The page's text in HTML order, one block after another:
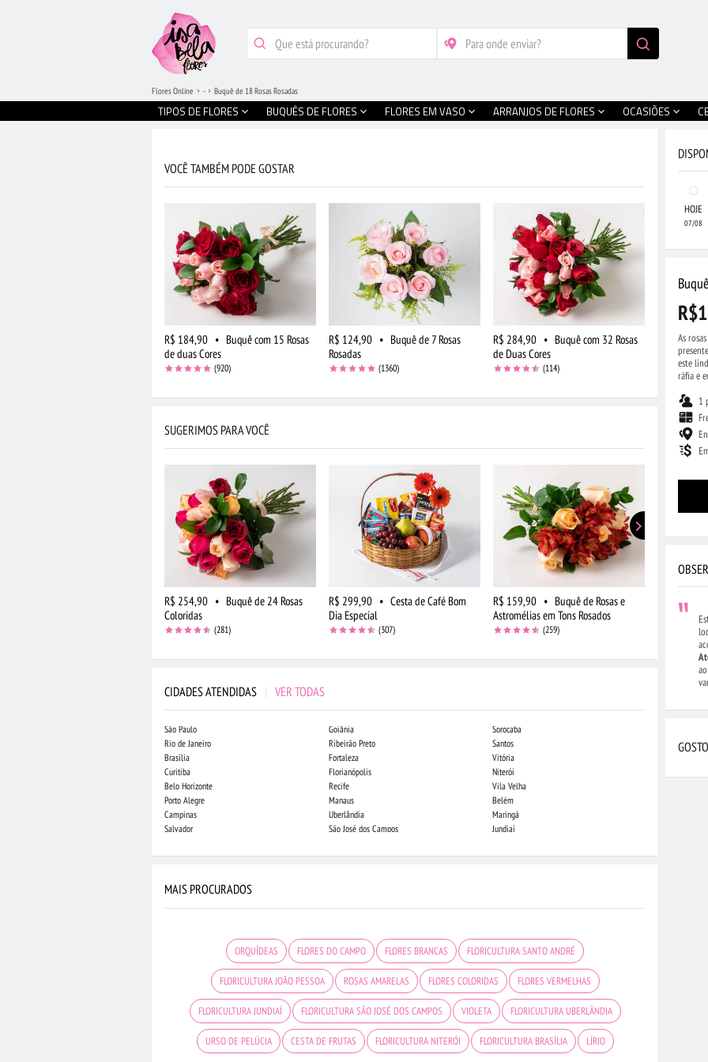
TIPOS DE FLORES BUQUÊS DE FLORES FLORES EM VASO ARRANJOS DE FLORES OCASIÕES
Flores Online - Buquê de 18 Rosas Rosadas
VOCÊ TAMBÉM PODE GOSTAR
R$ 184,90 • Buquê com 15 Rosas
de duas Cores
(920)
R$ 124,90 • Buquê de 7 Rosas
Rosadas
(1360)
R$ 284,90 • Buquê com 32 Rosas
de Duas Cores
(114)
SUGERIMOS PARA VOCÊ
R$ 254,90 • Buquê de 24 Rosas
Coloridas
(281)
R$ 299,90 • Cesta de Café Bom
Dia Especial
(307)
R$ 159,90 • Buquê de Rosas e
Astromélias em Tons Rosados
(259)
R$ 159,90
Campo em
CIDADES ATENDIDAS | VER TODAS
São Paulo
Rio de Janeiro
Brasília
Curitiba
Belo Horizonte
Porto Alegre
Campinas
Salvador
Goiânia
Ribeirão Preto
Fortaleza
Florianópolis
Recife
Manaus
Uberlândia
São José dos Campos
Sorocaba
Santos
Vitória
Niterói
Vila Velha
Belém
Maringá
Jundiaí
Indaiatuba
MAIS PROCURADOS
ORQUÍDEAS FLORES DO CAMPO FLORES BRANCAS FLORICULTURA SANTO ANDRÉ
FLORICULTURA JOÃO PESSOA ROSAS AMARELAS FLORES COLORIDAS FLORES VERMELHAS
FLORICULTURA JUNDIAÍ FLORICULTURA SÃO JOSÉ DOS CAMPOS VIOLETA FLORICULTURA UBERLÂNDIA
URSO DE PELÚCIA CESTA DE FRUTAS FLORICULTURA NITERÓI FLORICULTURA BRASÍLIA LÍRIO
HOJE
07/08
As
este
ráfia e
1